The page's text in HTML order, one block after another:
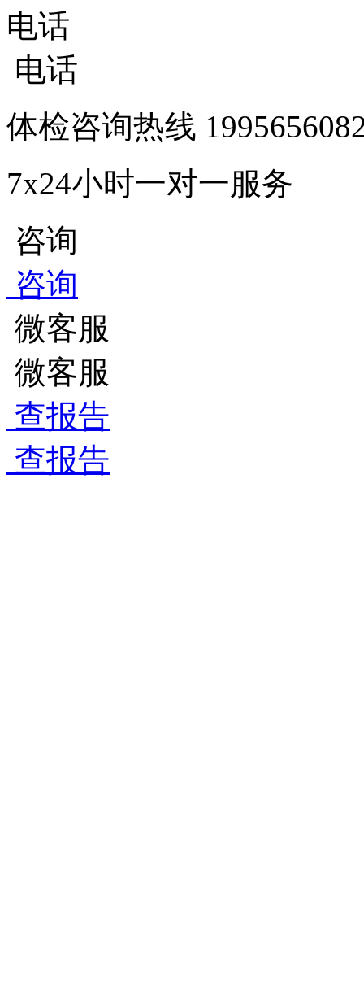
电话
电话
体检咨询热线
7x24小时一对一服务
咨询
咨询
微客服
微客服
查报告
查报告